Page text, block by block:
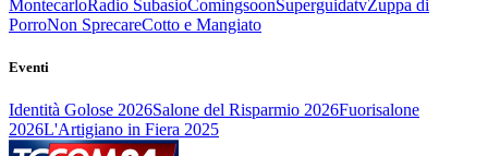
MontecarloRadio SubasioComingsoonSuperguidatvZuppa di
PorroNon SprecareCotto e Mangiato
Eventi
Identità Golose 2026Salone del Risparmio 2026Fuorisalone
2026L'Artigiano in Fiera 2025